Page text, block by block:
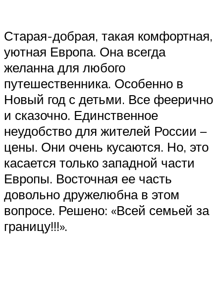
Старая-добрая, такая комфортная,
уютная Европа. Она всегда
желанна для любого
путешественника. Особенно в
Новый год с детьми. Все феерично
и сказочно. Единственное
неудобство для жителей России –
цены. Они очень кусаются. Но, это
касается только западной части
Европы. Восточная ее часть
довольно дружелюбна в этом
вопросе. Решено: «Всей семьей за
границу!!!».